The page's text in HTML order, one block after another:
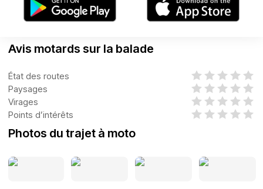
Avis motards sur la balade
État des routes
Paysages
Virages
Points d’intérêts
Photos du trajet à moto